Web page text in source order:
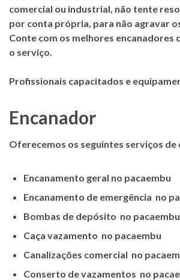
comercial ou industrial, não tente
por conta própria, para não agravar
Conte com os melhores encanadores
o serviço.
Profissionais capacitados e
Encanador
Oferecemos os seguintes serviços de
Encanamento geral no pacaembu
Encanamento de emergência no
Bombas de depósito no pacaembu
Caça vazamento no pacaembu
Canalizações comercial no
Conserto de vazamentos no